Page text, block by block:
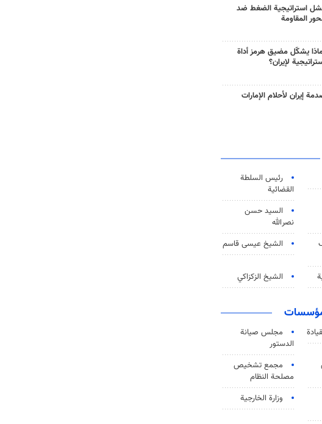
استراتيجية الضغط ضد
المقاومة
يشكّل مضيق هرمز أداة
لإيران؟
إيران لأحلام الإمارات
رئیس السلطة
القضائیة
السيد حسن
نصرالله
الشيخ عيسى قاسم
الشيخ الزكزاكي
مجلس صيانة
الدستور
مجمع تشخيص
مصلحة النظام
وزارة الخارجية